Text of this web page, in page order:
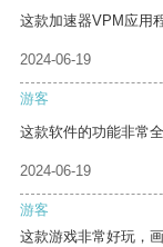
这款加速器VPM应用
2024-06-19
游客
这款软件的功能非常
2024-06-19
游客
这款游戏非常好玩，